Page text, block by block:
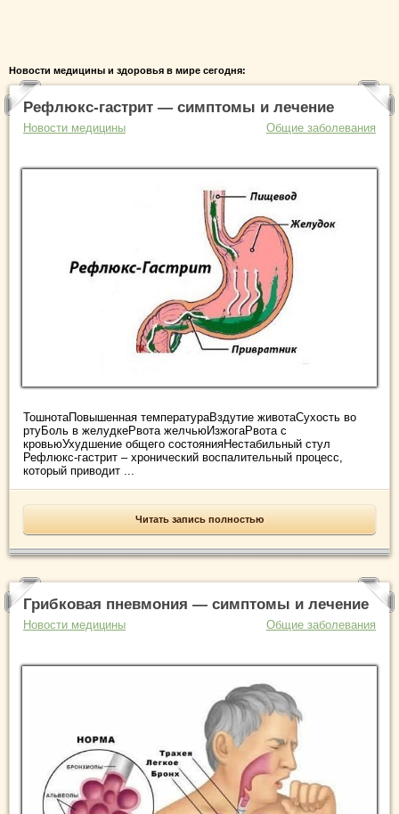
Новости медицины и здоровья в мире сегодня:
Рефлюкс-гастрит — симптомы и лечение
Новости медицины Общие заболевания
ТошнотаПовышенная температураВздутие животаСухость во
ртуБоль в желудкеРвота желчьюИзжогаРвота с
кровьюУхудшение общего состоянияНестабильный стул
Рефлюкс-гастрит – хронический воспалительный процесс,
который приводит ...
Читать запись полностью
Грибковая пневмония — симптомы и лечение
Новости медицины Общие заболевания